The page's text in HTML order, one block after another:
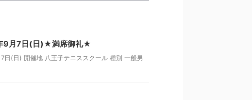
9月7日(日)★満席御礼★
(日) 開催地 八王子テニススクール 種別 一般男